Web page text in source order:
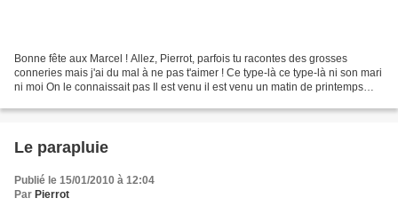
Bonne fête aux Marcel ! Allez, Pierrot, parfois tu racontes des grosses
conneries mais j'ai du mal à ne pas t'aimer ! Ce type-là ce type-là ni son mari
ni moi On le connaissait pas Il est venu il est venu un matin de printemps
Le parapluie
Publié le 15/01/2010 à 12:04
Par Pierrot